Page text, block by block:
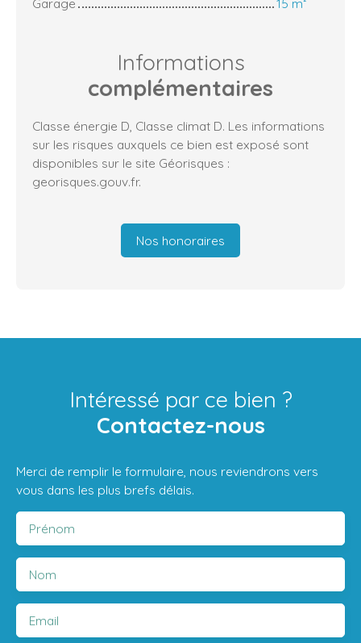
Garage 15 m²
Informations
complémentaires
Classe énergie D, Classe climat D. Les informations
sur les risques auxquels ce bien est exposé sont
disponibles sur le site Géorisques :
georisques.gouv.fr.
Nos honoraires
Intéressé par ce bien ?
Contactez-nous
Merci de remplir le formulaire, nous reviendrons vers
vous dans les plus brefs délais.
Prénom
Nom
Email